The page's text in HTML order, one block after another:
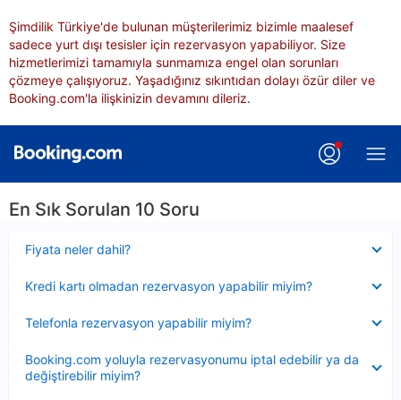
Şimdilik Türkiye'de bulunan müşterilerimiz bizimle maalesef
sadece yurt dışı tesisler için rezervasyon yapabiliyor. Size
hizmetlerimizi tamamıyla sunmamıza engel olan sorunları
çözmeye çalışıyoruz. Yaşadığınız sıkıntıdan dolayı özür diler ve
Booking.com'la ilişkinizin devamını dileriz.
En Sık Sorulan 10 Soru
Fiyata neler dahil?
Kredi kartı olmadan rezervasyon yapabilir miyim?
Telefonla rezervasyon yapabilir miyim?
Booking.com yoluyla rezervasyonumu iptal edebilir ya da
değiştirebilir miyim?